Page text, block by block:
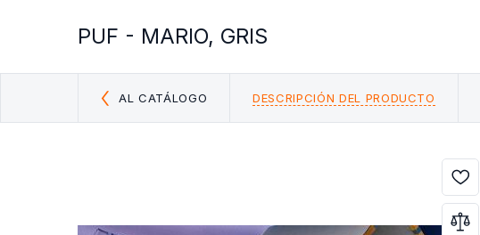
PUF - MARIO, GRIS
AL CATÁLOGO DESCRIPCIÓN DEL PRODUCTO